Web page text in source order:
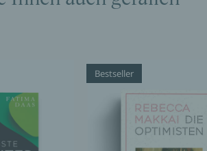
Bestseller